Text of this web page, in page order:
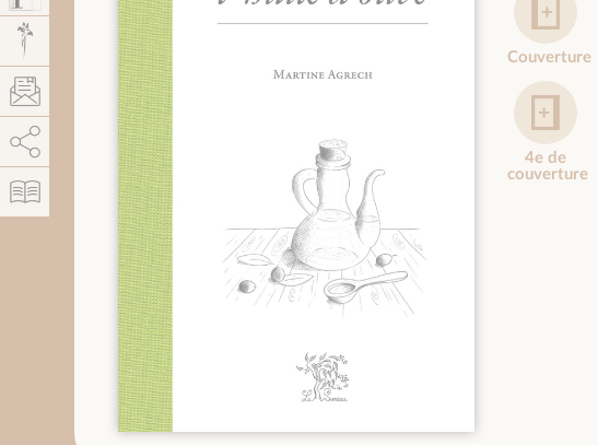
Couverture
4e de
couverture
AddThis est désactivé. Autoriser